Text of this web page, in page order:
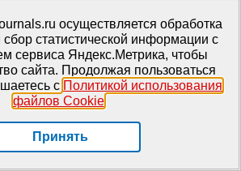
и не совсем таковых, и
нее. Потому не особо стал бы
идею, слишком онаотвлеченна
в косвенной оценке автора) при
Это понимал и простодушный
над собой, когда на вопрос Аглаи,
ирония над героем сквозит и в
, когда он в порыве речи задел
осуществляется обработка
статистической информации с
сервиса Яндекс.Метрика, чтобы
сайта. Продолжая пользоваться
с Политикой использования
файлов Cookie.
Принять